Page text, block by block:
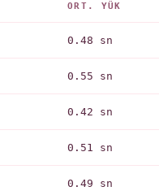
ORT. YÜK
0.48 sn
0.55 sn
0.42 sn
0.51 sn
0.49 sn